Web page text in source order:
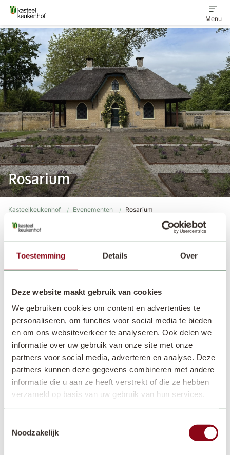
Toestemming Details Over
Deze website maakt gebruik van cookies
We gebruiken cookies om content en advertenties te
personaliseren, om functies voor social media te bieden
en om ons websiteverkeer te analyseren. Ook delen we
informatie over uw gebruik van onze site met onze
partners voor social media, adverteren en analyse. Deze
partners kunnen deze gegevens combineren met andere
informatie die u aan ze heeft verstrekt of die ze hebben
verzameld op basis van uw gebruik van hun services.
Noodzakelijk
Home
Ontdek het landgoed
Veelgestelde vragen
Contact
Menu
Rosarium
Kasteelkeukenhof Evenementen Rosarium
Vanaf half juni tot eind juli kunnen bezoekers van Kasteel Keukenhof
Hof, staan meer dan 60 verschillende soorten rozen.
Het is niet voor het eerst dat er rozen te zien zijn in de tuinen van Kasteel
Keukenhof. Dit was rond het jaar 1900 ook al zo. Het ontwerp voor het
nieuwe rosarium is gemaakt door de ontwerper van Keukenhof. Het
wordt in fases aangelegd in samenwerking met de Cultuurgroep voor
Rozen en Rozenonderstammen (Royal Anthos).